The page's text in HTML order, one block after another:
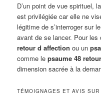
D’un point de vue spirituel,
est privilégiée car elle ne
légitime de s’interroger sur
avant de se lancer. Pour
retour d affection ou un
comme lepsaume 48
dimension sacrée à la
TÉMOIGNAGES ET AVIS